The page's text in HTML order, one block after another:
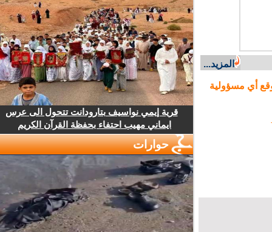
المزيد...
أي مسؤولية
قرية إيمي نواسيف بتارودانت تتحول الى عرس
ايماني مهيب احتفاء بحفظة القرآن الكريم
حوارات